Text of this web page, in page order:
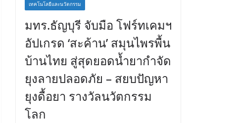
เทคโนโลยีและนวัตกรรม
มทร.ธัญบุรี จับมือ โฟร์ทเคมฯ
อัปเกรด ‘สะค้าน’ สมุนไพรพื้น
บ้านไทย สู่สุดยอดน้ำยากำจัด
ยุงลายปลอดภัย – สยบปัญหา
ยุงดื้อยา รางวัลนวัตกรรม
โลก